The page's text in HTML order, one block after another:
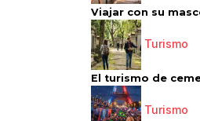
Viajar con su
Turismo
El turismo de
Turismo